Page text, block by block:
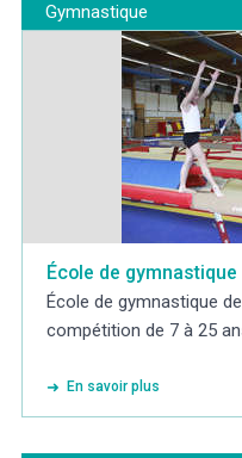
Gymnastique
École de gymnastique
École de gymnastique
compétition de 7 à 25
En savoir plus